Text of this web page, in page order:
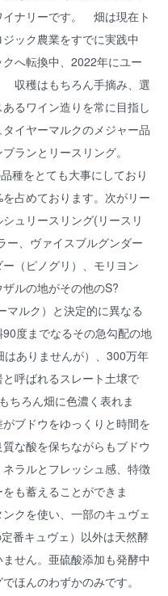
イナリーです。 畑は現在ト
ック農業をすでに実践中
へ転換中、2022年にユー
収穫はもちろん手摘み、選
るワイン造りを常に目指し
イヤーマルクのメジャー品
ランとリースリング。
種をとても大事にしており
占めております。次がリー
ュリースリング(リースリ
ー、ヴァイスブルグンダー
ー（ピノグリ）、モリヨン
ルの地がその他のS?
ルク）と決定的に異なる
度までなるその急勾配の地
ありませんが）、300万年
呼ばれるスレート土壌で
ちろん畑に色濃く表れま
ブドウをゆっくりと時間を
な酸を保ちながらもブドウ
ラルとフレッシュ感、特徴
も蓄えることができま
クを使い、一部のキュヴェ
定番キュヴェ）以外は天然酵
せん。亜硫酸添加も発酵中
ほんのわずかのみです。